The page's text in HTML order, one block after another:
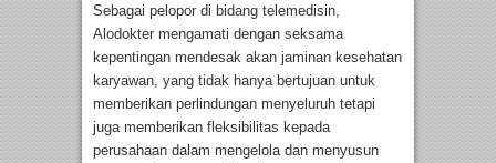
Sebagai pelopor di bidang telemedisin,
Alodokter mengamati dengan seksama
kepentingan mendesak akan jaminan kesehatan
karyawan, yang tidak hanya bertujuan untuk
memberikan perlindungan menyeluruh tetapi
juga memberikan fleksibilitas kepada
perusahaan dalam mengelola dan menyusun